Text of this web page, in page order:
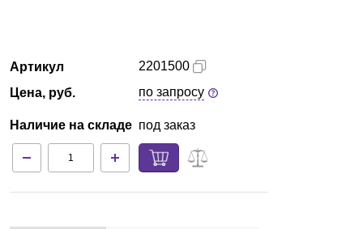
Производители
Партнеры
Технический сервис
Артикул
Цена, руб.
Наличие на складе
2201500
по запросу
под заказ